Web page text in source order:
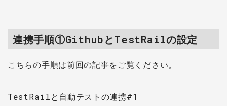
連携手順①GithubとTestRailの設定
こちらの手順は前回の記事をご覧ください。
TestRailと自動テストの連携#1